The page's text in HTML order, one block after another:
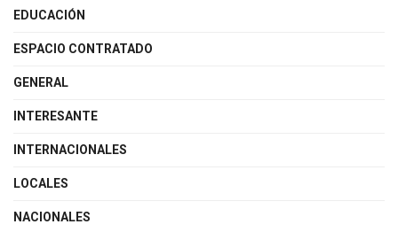
EDUCACIÓN
ESPACIO CONTRATADO
GENERAL
INTERESANTE
INTERNACIONALES
LOCALES
NACIONALES